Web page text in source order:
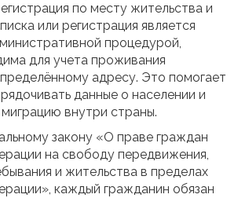
по месту жительства и
или регистрация является
процедурой,
для учета проживания
адресу. Это помогает
данные о населении и
внутри страны.
закону «О праве граждан
на свободу передвижения,
и жительства в пределах
каждый гражданин обязан